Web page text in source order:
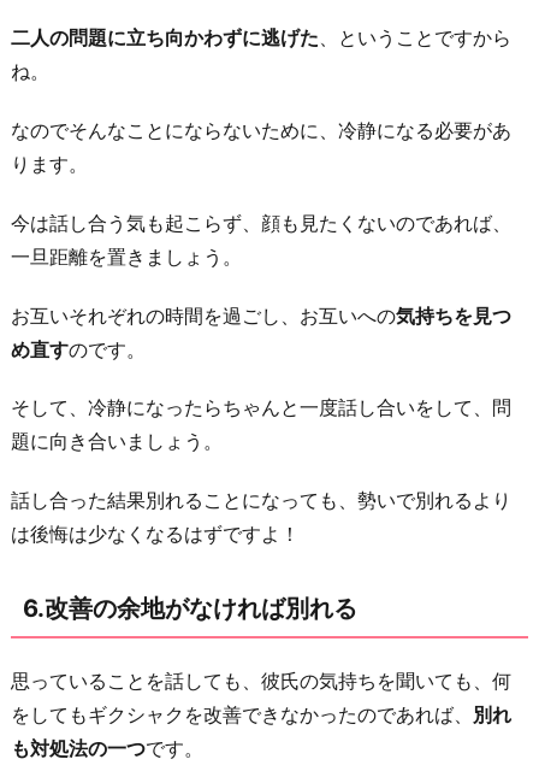
二人の問題に立ち向かわずに逃げた、ということですから
ね。
なのでそんなことにならないために、冷静になる必要があ
ります。
今は話し合う気も起こらず、顔も見たくないのであれば、
一旦距離を置きましょう。
お互いそれぞれの時間を過ごし、お互いへの気持ちを見つ
め直すのです。
そして、冷静になったらちゃんと一度話し合いをして、問
題に向き合いましょう。
話し合った結果別れることになっても、勢いで別れるより
は後悔は少なくなるはずですよ！
6.改善の余地がなければ別れる
思っていることを話しても、彼氏の気持ちを聞いても、何
をしてもギクシャクを改善できなかったのであれば、 別れ
も対処法の一つです。